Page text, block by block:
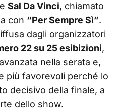
Sal Da Vinci, chiamato
con “Per Sempre Sì”.
dagli organizzatori
22 su 25 esibizioni,
nella serata e,
più favorevoli perché lo
decisivo della finale, a
dello show.